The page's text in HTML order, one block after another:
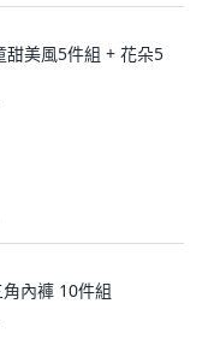
美風5件組 + 花朵5
內褲 10件組